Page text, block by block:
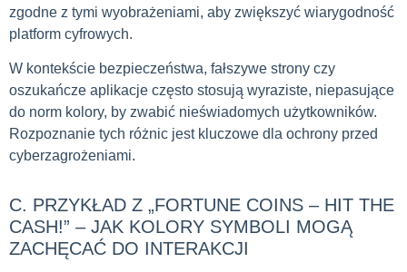
zgodne z tymi wyobrażeniami, aby zwiększyć wiarygodność
platform cyfrowych.
W kontekście bezpieczeństwa, fałszywe strony czy
oszukańcze aplikacje często stosują wyraziste, niepasujące
do norm kolory, by zwabić nieświadomych użytkowników.
Rozpoznanie tych różnic jest kluczowe dla ochrony przed
cyberzagrożeniami.
C. PRZYKŁAD Z „FORTUNE COINS – HIT THE
CASH!” – JAK KOLORY SYMBOLI MOGĄ
ZACHĘCAĆ DO INTERAKCJI